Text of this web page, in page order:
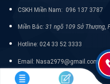
CSKH Miền Nam: 096 137 3787
Miền Bắc: 31 ngõ 109 Sở Thượng,
Hotline: 024 33 52 3333
Email: Nasa2979@gmail.com